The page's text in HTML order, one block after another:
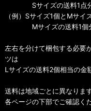
Sサイズの送料1点
（例）Sサイズ1個とMサイ
Mサイズの送料1個
左右を分けて梱包する必要
ツは
Lサイズの送料2個相当の金
送料は地域ごとに異なります
各ページの下部でご確認く